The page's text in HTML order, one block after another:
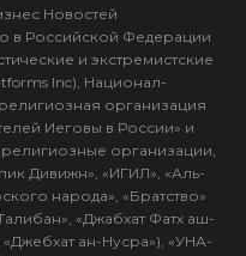
Новостей
в Российской Федерации
и экстремистские
Inc), Национал-
организация
Иеговы в России» и
организации,
Дивижн», «ИГИЛ», «Аль-
народа», «Братство»
«Джабхат Фатх аш-
ан-Нусра»), «УНА-